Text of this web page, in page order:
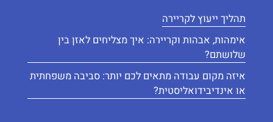
תהליך ייעוץ לקריירה
אימהוּת, אבהוּת וקריירה: איך מצליחים לאזן בין
שלושתם?
איזה מקום עבודה מתאים לכם יותר: סביבה משפחתית
או אינדיבידואליסטית?